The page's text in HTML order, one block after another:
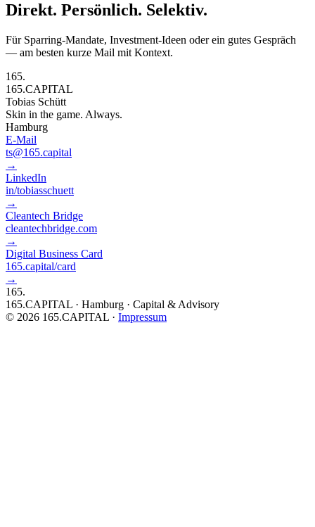
Direkt. Persönlich. Selektiv.
Für Sparring-Mandate, Investment-Ideen oder ein gutes Gespräch
— am besten kurze Mail mit Kontext.
165.
165.CAPITAL
Tobias Schütt
Skin in the game. Always.
Hamburg
E-Mail
ts@165.capital
→
LinkedIn
in/tobiasschuett
→
Cleantech Bridge
cleantechbridge.com
→
Digital Business Card
165.capital/card
→
165.
165.CAPITAL · Hamburg · Capital & Advisory
© 2026 165.CAPITAL · Impressum